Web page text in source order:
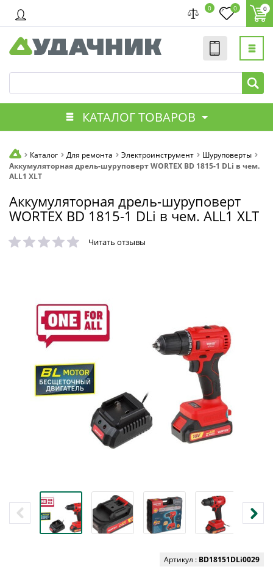
0 0 0
КАТАЛОГ ТОВАРОВ
Каталог Для ремонта Электроинструмент
Шуруповерты
Аккумуляторная дрель-шуруповерт WORTEX BD 1815-1 DLi в чем.
ALL1 XLT
Аккумуляторная дрель-шуруповерт
WORTEX BD 1815-1 DLi в чем. ALL1 XLT
Читать отзывы
Артикул : BD18151DLi0029